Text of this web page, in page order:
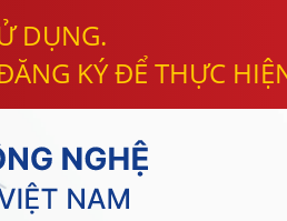
DỤNG.
KÝ ĐỂ THỰC